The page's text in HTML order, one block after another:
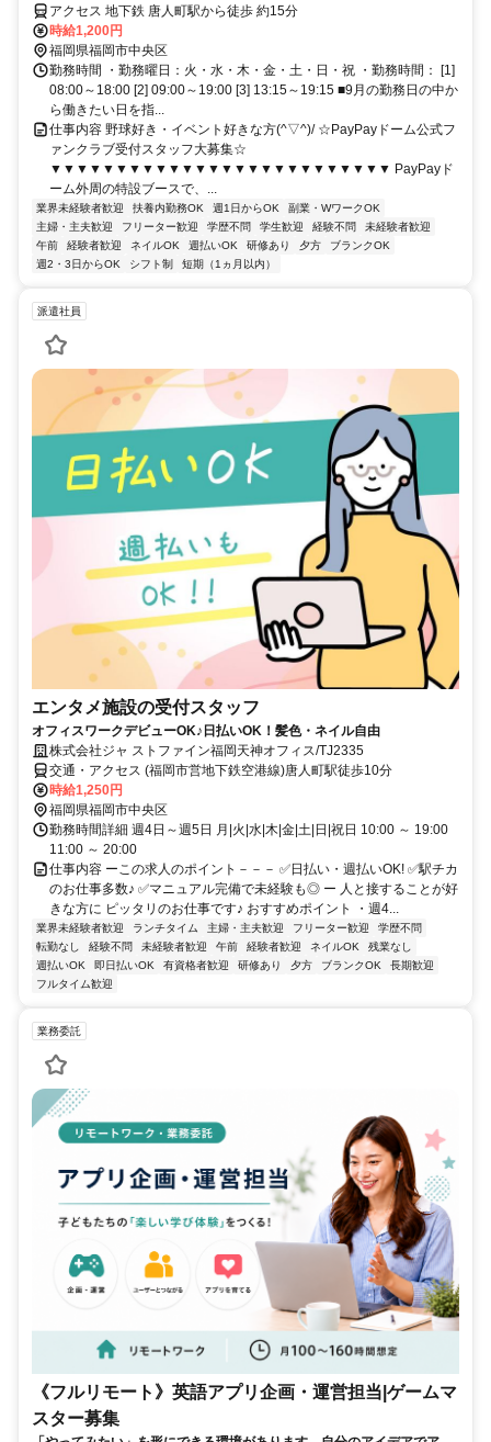
アクセス 地下鉄 唐人町駅から徒歩 約15分
時給1,200円
福岡県福岡市中央区
勤務時間 ・勤務曜日：火・水・木・金・土・日・祝 ・勤務時間： [1]
08:00～18:00 [2] 09:00～19:00 [3] 13:15～19:15 ■9月の勤務日の中か
ら働きたい日を指...
仕事内容 野球好き・イベント好きな方(^▽^)/ ☆PayPayドーム公式フ
ァンクラブ受付スタッフ大募集☆
▼▼▼▼▼▼▼▼▼▼▼▼▼▼▼▼▼▼▼▼▼▼▼▼▼▼ PayPayド
ーム外周の特設ブースで、...
業界未経験者歓迎 扶養内勤務OK 週1日からOK
副業・WワークOK
主婦・主夫歓迎
フリーター歓迎 学歴不問 学生歓迎 経験不問
未経験者歓迎
午前
経験者歓迎 ネイルOK 週払いOK 研修あり 夕方
ブランクOK
週2・3日からOK
シフト制 短期（1ヵ月以内）
派遣社員
エンタメ施設の受付スタッフ
オフィスワークデビューOK♪日払いOK！髪色・ネイル自由
株式会社ジャ ストファイン福岡天神オフィス/TJ2335
交通・アクセス (福岡市営地下鉄空港線)唐人町駅徒歩10分
時給1,250円
福岡県福岡市中央区
勤務時間詳細 週4日～週5日 月|火|水|木|金|土|日|祝日 10:00 ～ 19:00
11:00 ～ 20:00
仕事内容 ーこの求人のポイント－－－ ✅日払い・週払いOK! ✅駅チカ
のお仕事多数♪ ✅マニュアル完備で未経験も◎ ー 人と接することが好
きな方に ピッタリのお仕事です♪ おすすめポイント ・週4...
業界未経験者歓迎 ランチタイム 主婦・主夫歓迎 フリーター歓迎
学歴不問
転勤なし
経験不問 未経験者歓迎 午前 経験者歓迎 ネイルOK
残業なし
週払いOK
即日払いOK 有資格者歓迎 研修あり 夕方 ブランクOK
長期歓迎
フルタイム歓迎
業務委託
《フルリモート》英語アプリ企画・運営担当|ゲームマ
スター募集